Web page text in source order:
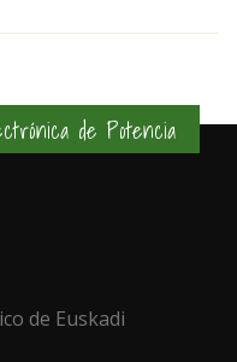
de Potencia
de Euskadi